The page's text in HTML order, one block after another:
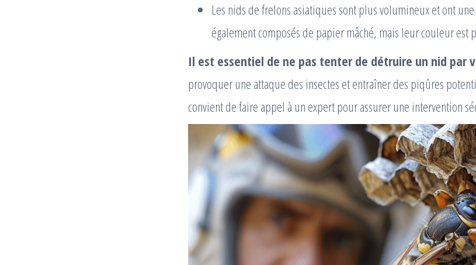
Les nids de frelons asiatiques sont plus volumineux et ont
également composés de papier mâché, mais leur couleur est
Il est essentiel de ne pas tenter de détruire un nid par
provoquer une attaque des insectes et entraîner des piqûres
convient de faire appel à un expert pour assurer une intervention